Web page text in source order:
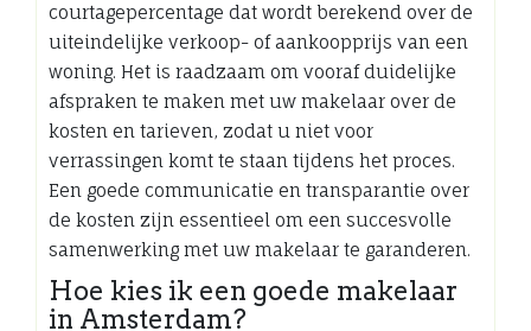
courtagepercentage dat wordt berekend over de
uiteindelijke verkoop- of aankoopprijs van een
woning. Het is raadzaam om vooraf duidelijke
afspraken te maken met uw makelaar over de
kosten en tarieven, zodat u niet voor
verrassingen komt te staan tijdens het proces.
Een goede communicatie en transparantie over
de kosten zijn essentieel om een succesvolle
samenwerking met uw makelaar te garanderen.
Hoe kies ik een goede makelaar
in Amsterdam?